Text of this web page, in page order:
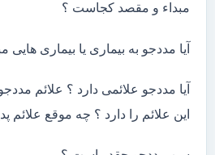
مبداء و مقصد کجاست ؟
آیا مددجو به بیماری یا بیماری هایی
آیا مددجو علائمی دارد ؟ علائم
این علائم را دارد ؟ چه موقع علائم